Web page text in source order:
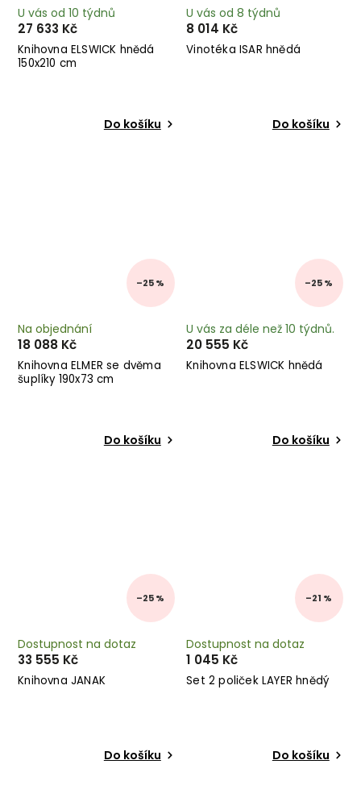
Knihovna ELSWICK hnědá
150x210 cm
U vás od 10 týdnů
27 633 Kč
Do košíku
Vinotéka ISAR hnědá
U vás od 8 týdnů
8 014 Kč
Do košíku
–25 %
Knihovna ELMER se dvěma
šuplíky 190x73 cm
Na objednání
18 088 Kč
Do košíku
–25 %
Knihovna ELSWICK hnědá
U vás za déle než 10 týdnů.
20 555 Kč
Do košíku
–25 %
Knihovna JANAK
Dostupnost na dotaz
33 555 Kč
Do košíku
–21 %
Set 2 poliček LAYER hnědý
Dostupnost na dotaz
1 045 Kč
Do košíku